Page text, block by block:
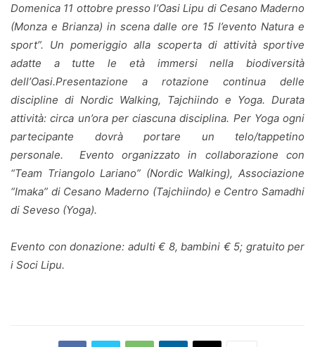
Domenica 11 ottobre presso l’Oasi Lipu di Cesano Maderno
(Monza e Brianza) in scena dalle ore 15 l’evento Natura e
sport”. Un pomeriggio alla scoperta di attività sportive
adatte a tutte le età immersi nella biodiversità
dell’Oasi.Presentazione a rotazione continua delle
discipline di Nordic Walking, Tajchiindo e Yoga. Durata
attività: circa un’ora per ciascuna disciplina. Per Yoga ogni
partecipante dovrà portare un telo/tappetino
personale. Evento organizzato in collaborazione con
“Team Triangolo Lariano” (Nordic Walking), Associazione
“Imaka” di Cesano Maderno (Tajchiindo) e Centro Samadhi
di Seveso (Yoga).
Evento con donazione: adulti € 8, bambini € 5; gratuito per
i Soci Lipu.